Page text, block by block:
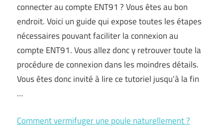
connecter au compte ENT91 ? Vous êtes au bon
endroit. Voici un guide qui expose toutes les étapes
nécessaires pouvant faciliter la connexion au
compte ENT91. Vous allez donc y retrouver toute la
procédure de connexion dans les moindres détails.
Vous êtes donc invité à lire ce tutoriel jusqu’à la fin
…
Comment vermifuger une poule naturellement ?